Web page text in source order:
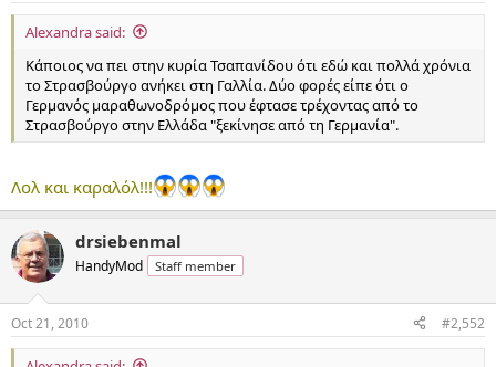
Alexandra said:
Κάποιος να πει στην κυρία Τσαπανίδου ότι εδώ και πολλά χρόνια
το Στρασβούργο ανήκει στη Γαλλία. Δύο φορές είπε ότι ο
Γερμανός μαραθωνοδρόμος που έφτασε τρέχοντας από το
Στρασβούργο στην Ελλάδα "ξεκίνησε από τη Γερμανία".
Λολ και καραλόλ!!!
drsiebenmal
HandyMod Staff member
Oct 21, 2010 #2,552